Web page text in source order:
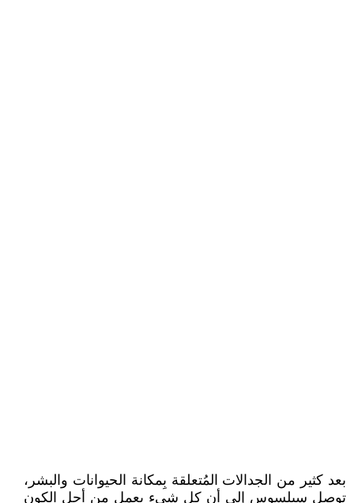
بعد كثير من الجدالات المُتعلقة بِمكانة الحيوانات والبشر،
توصل سيلسوس إلى أن كل شيء يعمل من أجل الكون